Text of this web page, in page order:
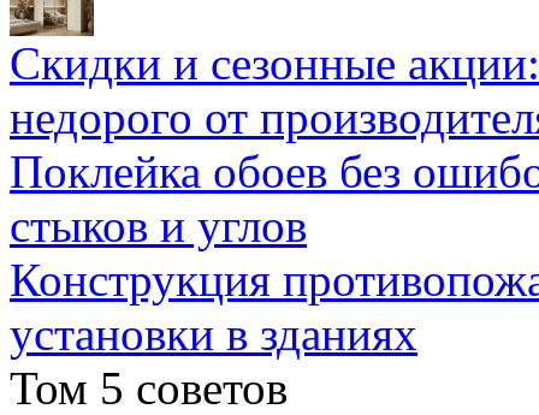
Скидки и сезонные
недорого от
Поклейка обоев без
стыков и углов
Конструкция
установки в зданиях
Том 5 советов